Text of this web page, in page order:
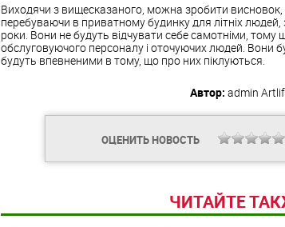
Виходячи з вищесказаного, можна зробити висновок,
перебуваючи в приватному будинку для літніх людей,
роки. Вони не будуть відчувати себе самотніми, тому
обслуговуючого персоналу і оточуючих людей. Вони
будуть впевненими в тому, що про них піклуються.
Автор: admin
ОЦЕНИТЬ НОВОСТЬ
ЧИТАЙТЕ